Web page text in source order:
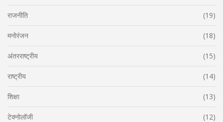
राजनीति (19)
मनोरंजन (18)
अंतरराष्ट्रीय (15)
राष्ट्रीय (14)
शिक्षा (13)
टेक्नोलॉजी (12)